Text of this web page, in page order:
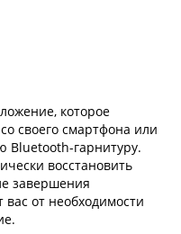
которое
своего смартфона или
Bluetooth-гарнитуру.
восстановить
завершения
от необходимости